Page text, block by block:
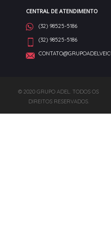
CENTRAL DE ATENDIMENTO
(32) 98525-5186
(32) 98525-5186
© 2020 GRUPO ADEL. TODOS OS
DIREITOS RESERVADOS.